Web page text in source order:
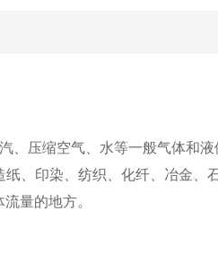
、压缩空气、水等一般气体和液
、印染、纺织、化纤、冶金、
量的地方。